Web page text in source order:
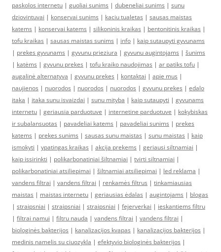
paskolos internetu | guoliai sunims | dubeneliai sunims | sunu
dziovintuvai | konservai sunims | kaciu tualetas | sausas maistas
katems | konservai katems | silikoninis kraikas | bentonitinis kraikas |
tofu kraikas | sausas maistas sunims | info | kaip sutaupyti gyvunams
| prekes gyvunams | gyvunu prieziura | gyvunu augintojams | šunims
| katėms | gyvunu prekes | tofu kraiko naudojimas | ar patiks tofu |
augalinė alternatyva | gyvunu prekes | kontaktai | apie mus |
naujienos | nuorodos | nuorodos | nuorodos | gyvunu prekes | edalo
itaka | itaka sunu isvaizdai | sunu mityba | kaip sutaupyti | gyvunams
internetu | geriausia parduotuve | internetine parduotuve | kokybiskas
ir subalansuotas | pavadeliai katems | pavadeliai sunims | prekes
katems | prekes sunims | sausas sunu maistas | sunu maistas | kaip
ismokyti | ypatingas kraikas | akcija prekems | geriausi siltnamiai |
kaip issirinkti | polikarbonatiniai šiltnamiai | tvirti siltnamiai |
polikarbonatiniai atsiliepimai | šiltnamiai atsiliepimai | led reklama |
vandens filtrai | vandens filtrai | renkamės filtrus | tinkamiausias
maistas | maistas internetu | geriausias ėdalas | augintojams | blogas
| straipsniai | straipsniai | straipsniai | fejerverkai | ieskantiems filtru
| filtrai namui | filtru nauda | vandens filtrai | vandens filtrai |
biologinės bakterijos | kanalizacijos kvapas | kanalizacijos bakterijos |
medinis namelis su ciuozykla | efektyvio biologinės bakterijos |